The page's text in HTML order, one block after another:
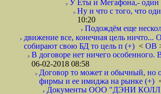
У Ёты и Мегафона,- один
Ну и что с того, что
10:20
Подождём еще
движение все, конечная цель ничто...
собирают свою БД то цель п (+) < ОВ
В договоре нет ничего
06-02-2018 08:58
Договор то может и обычный, но
фирмы и ее имиджа на рынке (+)
Документы ООО "ДЭНИ